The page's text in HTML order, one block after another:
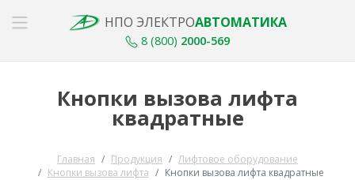
НПО ЭЛЕКТРОАВТОМАТИКА
8 (800) 2000-569
Кнопки вызова лифта
квадратные
Главная Продукция
Лифтовое оборудование
Кнопки вызова лифта
Кнопки вызова лифта квадратные